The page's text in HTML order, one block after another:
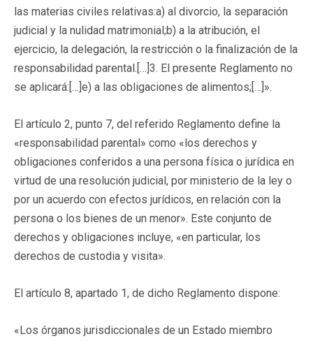
las materias civiles relativas:a) al divorcio, la separación
judicial y la nulidad matrimonial;b) a la atribución, el
ejercicio, la delegación, la restricción o la finalización de la
responsabilidad parental.[…]3. El presente Reglamento no
se aplicará:[…]e) a las obligaciones de alimentos;[…]».
El artículo 2, punto 7, del referido Reglamento define la
«responsabilidad parental» como «los derechos y
obligaciones conferidos a una persona física o jurídica en
virtud de una resolución judicial, por ministerio de la ley o
por un acuerdo con efectos jurídicos, en relación con la
persona o los bienes de un menor». Este conjunto de
derechos y obligaciones incluye, «en particular, los
derechos de custodia y visita».
El artículo 8, apartado 1, de dicho Reglamento dispone:
«Los órganos jurisdiccionales de un Estado miembro